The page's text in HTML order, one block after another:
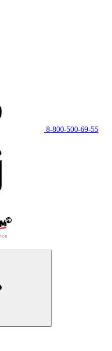
8-800-500-69-55